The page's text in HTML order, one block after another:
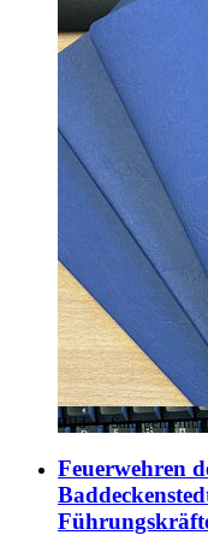
Bild:©
Feuerwehren